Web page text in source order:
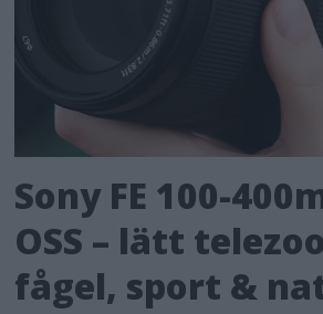
Sony FE 100-
OSS – lätt
fågel, sport &